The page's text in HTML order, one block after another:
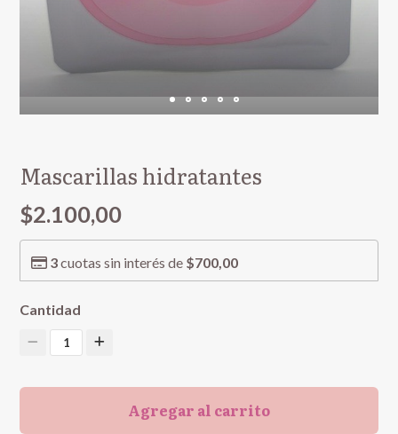
Mascarillas hidratantes
$2.100,00
3cuotas sin interés de $700,00
Cantidad
1
Agregar al carrito